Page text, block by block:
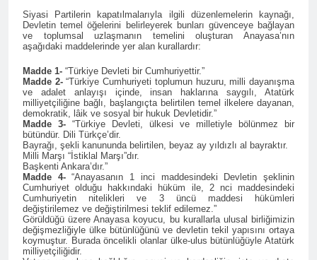
2 Yıl Ago
HAK-PAR, PSK ve PWK’den
ortak konferans.’ KÜRT
MESELESİ BARIŞÇIL
YOLLARLA VE DİYALOĞLA
ÇÖZÜLMELİDİR
HAK-PAR, PSK VE PWK
DİYARBAKİR-DEMİROTEL’de
gerçekleştirdikleri
konferansın ardından, 23
Aralık 2024 tarihinde saat
Cemiyetinde ortaklaştıkları bir
PSK genel başkanı Bayram
Bozyel’in açılış konuşmasının
ardından bildirinin Kürtçesini
PWD genel başkanı Mustafa
Özçelik Türkçesini ise HAK-
PAR Genel başkan yardımcısı
2 Yıl Ago
HAK-PAR, PSK ve PWK’den
ortak konferans.’ KÜRT
MESELESİ BARIŞÇIL
YOLLARLA VE DİYALOĞLA
ÇÖZÜLMELİDİR
2 Yıl Ago
HALKININ HAKLARI
TANINARAK
SAĞLANABİLİR
2 Yıl Ago
10 Aralık ‘Dünya İnsan
Hakları Günü’ kutlu
olsun.
2 Yıl Ago
Esad Rejimi de döktüğü
Siyasi Partilerin kapatılmalarıyla ilgili düzenlemelerin kaynağı,
Devletin temel öğelerini belirleyerek bunları güvenceye bağlayan
ve toplumsal uzlaşmanın temelini oluşturan Anayasa’nın
aşağıdaki maddelerinde yer alan kurallardır:
Madde 1- “Türkiye Devleti bir Cumhuriyettir.”
Madde 2-“Türkiye Cumhuriyeti toplumun huzuru, milli dayanışma
ve adalet anlayışı içinde, insan haklarına saygılı, Atatürk
milliyetçiliğine bağlı, başlangıçta belirtilen temel ilkelere dayanan,
demokratik, lâik ve sosyal bir hukuk Devletidir.”
Madde 3- “Türkiye Devleti, ülkesi ve milletiyle bölünmez bir
bütündür. Dili Türkçe’dir.
Bayrağı, şekli kanununda belirtilen, beyaz ay yıldızlı al bayraktır.
Milli Marşı “İstiklal Marşı”dır.
Başkenti Ankara’dır.”
Madde 4-“Anayasanın 1 inci maddesindeki Devletin şeklinin
Cumhuriyet olduğu hakkındaki hüküm ile, 2 nci maddesindeki
Cumhuriyetin nitelikleri ve 3 üncü maddesi hükümleri
değiştirilemez ve değiştirilmesi teklif edilemez.”
Görüldüğü üzere Anayasa koyucu, bu kurallarla ulusal birliğimizin
değişmezliğiyle ülke bütünlüğünü ve devletin tekil yapısını ortaya
koymuştur. Burada öncelikli olanlar ülke-ulus bütünlüğüyle Atatürk
milliyetçiliğidir.